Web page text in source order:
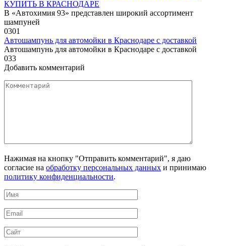
КУПИТЬ В КРАСНОДАРЕ
В «Автохимия 93» представлен широкий ассортимент
шампуней
0301
Автошампунь для автомойки в Краснодаре с доставкой
Автошампунь для автомойки в Краснодаре с доставкой
033
Добавить комментарий
Комментарий
Нажимая на кнопку "Отправить комментарий", я даю
согласие на обработку персональных данных и принимаю
политику конфиденциальности.
Имя
*
Email
*
Сайт